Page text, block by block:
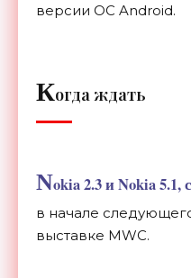
версии ОС Android.
Когда ждать
Nokia 2.3 и Nokia 5.1,
в начале
выставке MWC.